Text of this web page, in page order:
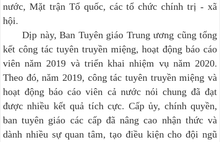
nước, Mặt trận Tổ quốc, các tổ chức chính trị - xã
hội.
Dịp này, Ban Tuyên giáo Trung ương cũng tổng
kết công tác tuyên truyền miệng, hoạt động báo cáo
viên năm 2019 và triển khai nhiệm vụ năm 2020.
Theo đó, năm 2019, công tác tuyên truyền miệng và
hoạt động báo cáo viên cả nước nói chung đã đạt
được nhiều kết quả tích cực. Cấp ủy, chính quyền,
ban tuyên giáo các cấp đã nâng cao nhận thức và
dành nhiều sự quan tâm, tạo điều kiện cho đội ngũ